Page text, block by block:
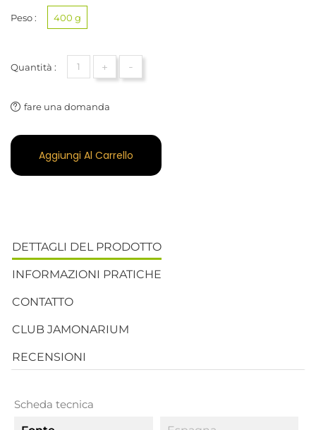
Peso : 400 g
Quantità : + -
fare una domanda
Aggiungi Al Carrello
DETTAGLI DEL PRODOTTO
INFORMAZIONI PRATICHE
CONTATTO
CLUB JAMONARIUM
RECENSIONI
Scheda tecnica